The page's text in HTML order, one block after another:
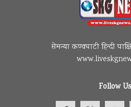
सेमन्या कण्वघाटी हिन्दी
Follow Us